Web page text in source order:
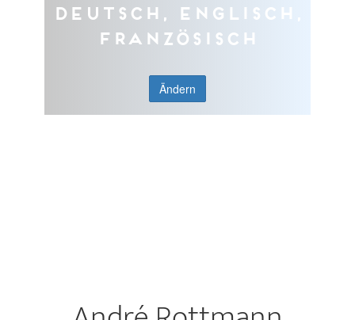
Deutsch, Englisch,
Französisch
Ändern